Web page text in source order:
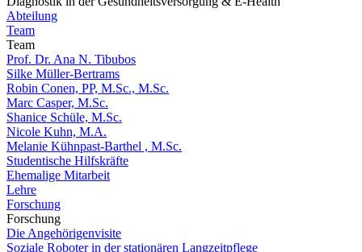
Abteilung
Team
Team
Prof. Dr. Ana N. Tibubos
Silke Müller-Bertrams
Robin Conen, PP, M.Sc., M.Sc.
Marc Casper, M.Sc.
Shanice Schüle, M.Sc.
Nicole Kuhn, M.A.
Melanie Kühnpast-Barthel , M.Sc.
Studentische Hilfskräfte
Ehemalige Mitarbeit
Lehre
Forschung
Forschung
Die Angehörigenvisite
Soziale Roboter in der stationären Langzeitpflege